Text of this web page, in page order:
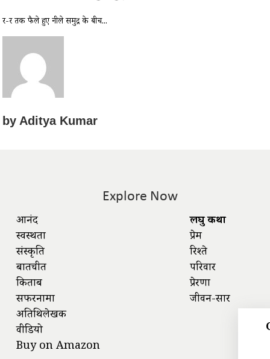
दूर-दूर तक फैले हुए नीले समुद्र के बीच...
by Aditya Kumar
Explore Now
आनंद
स्वस्थता
संस्कृति
बातचीत
किताबें
सफरनामा
अतिथिलेखक
वीडियो
Buy on Amazon
लघु कथा
प्रेम
रिश्ते
परिवार
प्रेरणा
जीवन-सार